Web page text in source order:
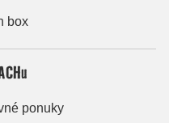
box
ponuky